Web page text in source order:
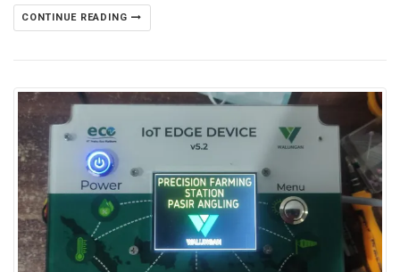
CONTINUE READING